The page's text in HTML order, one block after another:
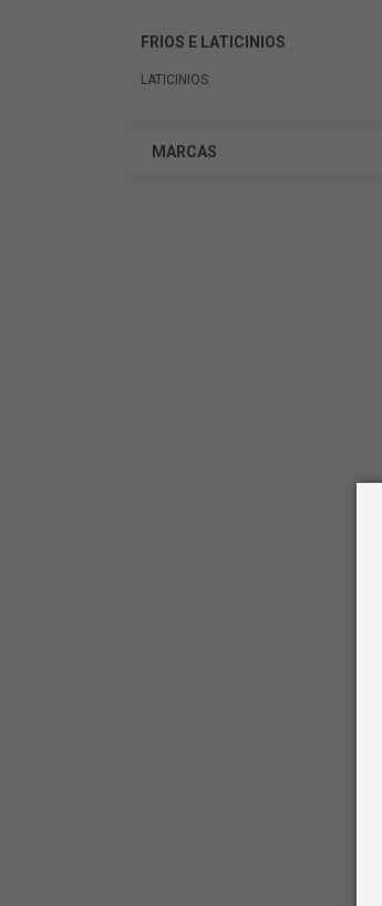
FRIOS E LATICINIOS
LATICINIOS
MARCAS